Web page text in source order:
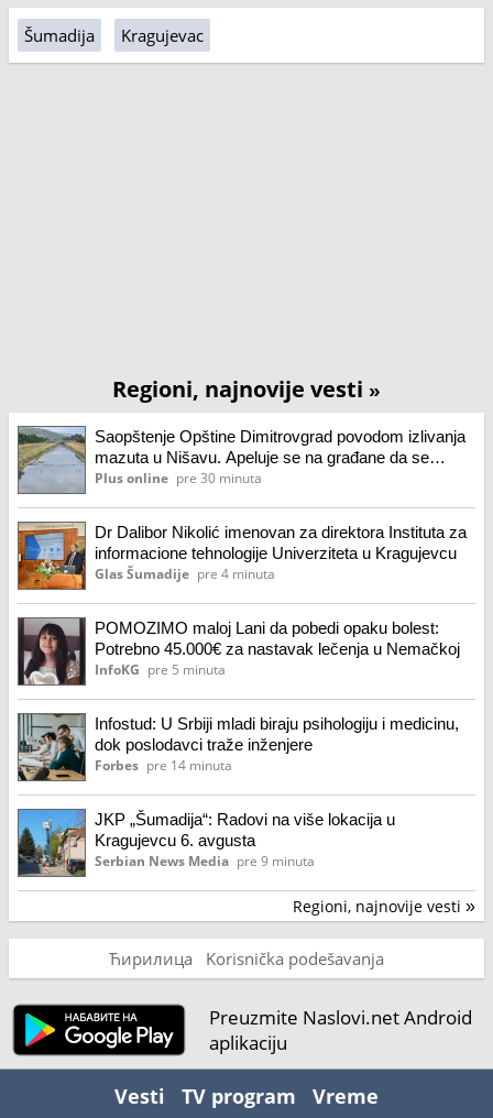
Šumadija Kragujevac
Regioni, najnovije vesti »
Saopštenje Opštine Dimitrovgrad povodom izlivanja
mazuta u Nišavu. Apeluje se na građane da se
uzdrže od nepotrebnog boravka i kontakta sa vodom
Plus online pre 30 minuta
Dr Dalibor Nikolić imenovan za direktora Instituta za
informacione tehnologije Univerziteta u Kragujevcu
Glas Šumadije pre 4 minuta
POMOZIMO maloj Lani da pobedi opaku bolest:
Potrebno 45.000€ za nastavak lečenja u Nemačkoj
InfoKG pre 5 minuta
Infostud: U Srbiji mladi biraju psihologiju i medicinu,
dok poslodavci traže inženjere
Forbes pre 14 minuta
JKP „Šumadija“: Radovi na više lokacija u
Kragujevcu 6. avgusta
Serbian News Media pre 9 minuta
Regioni, najnovije vesti »
Ћирилица Korisnička podešavanja
Preuzmite Naslovi.net Android
aplikaciju
Vesti TV program Vreme